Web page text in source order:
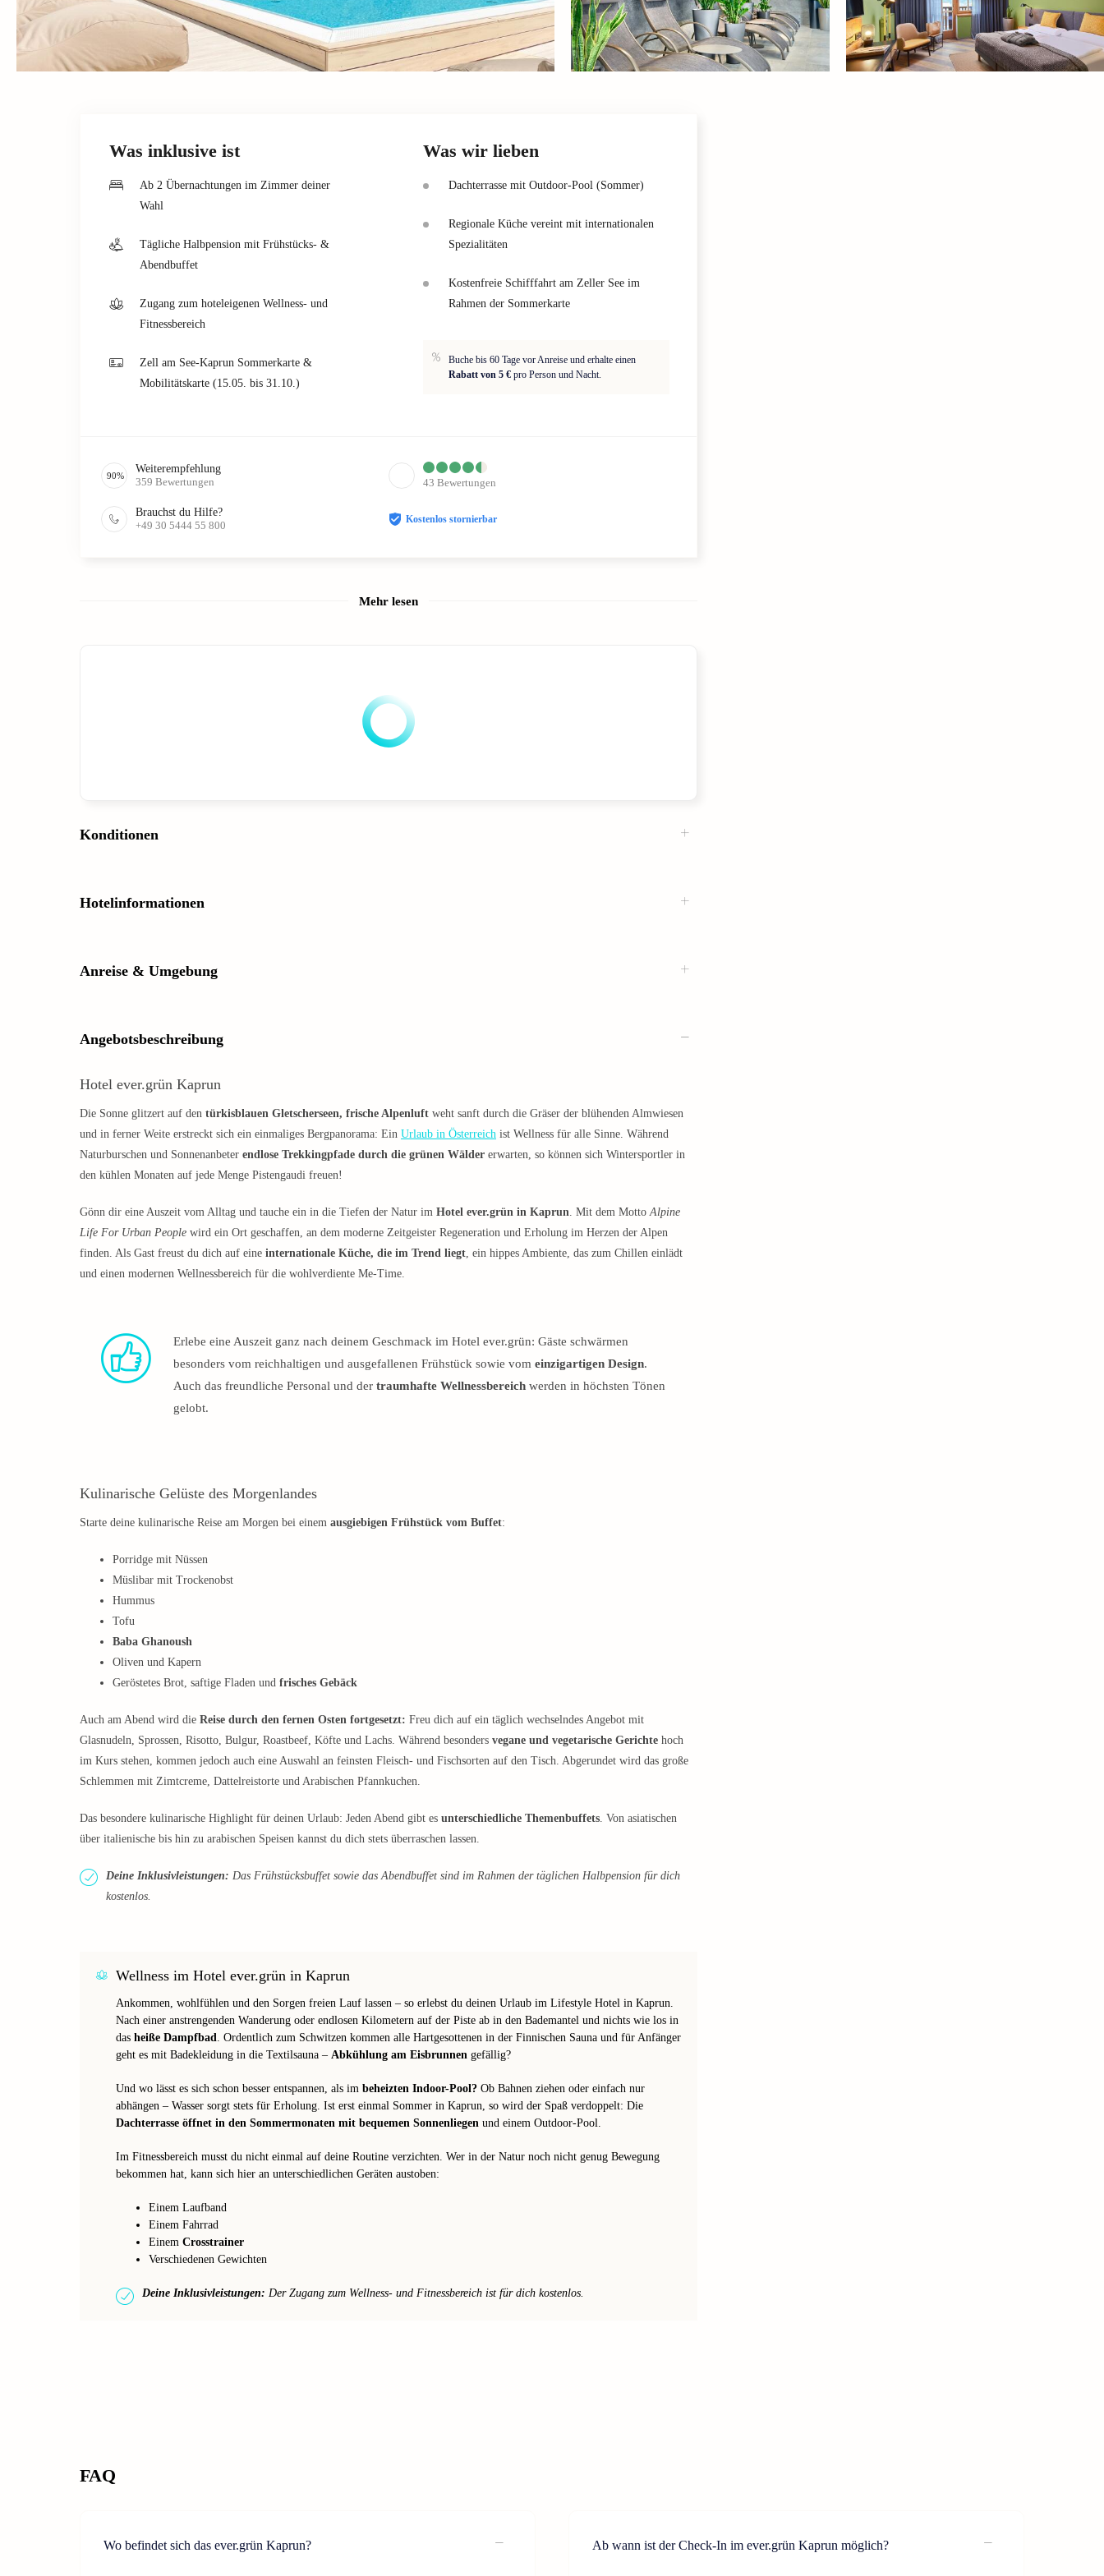
Was inklusive ist
Ab 2 Übernachtungen im Zimmer deiner
Wahl
Tägliche Halbpension mit Frühstücks- &
Abendbuffet
Zugang zum hoteleigenen Wellness- und
Fitnessbereich
Zell am See-Kaprun Sommerkarte &
Mobilitätskarte (15.05. bis 31.10.)
Was wir lieben
Dachterrasse mit Outdoor-Pool (Sommer)
Regionale Küche vereint mit internationalen
Spezialitäten
Kostenfreie Schifffahrt am Zeller See im
Rahmen der Sommerkarte
Buche bis 60 Tage vor Anreise und erhalte einen
Rabatt von 5 € pro Person und Nacht.
90%
Weiterempfehlung
359 Bewertungen 43 Bewertungen
Brauchst du Hilfe?
+49 30 5444 55 800
Kostenlos stornierbar
Mehr lesen
Konditionen
Hotelinformationen
Anreise & Umgebung
Angebotsbeschreibung
Hotel ever.grün Kaprun
Die Sonne glitzert auf den türkisblauen Gletscherseen, frische Alpenluft weht sanft durch die Gräser der blühenden Almwiesen
und in ferner Weite erstreckt sich ein einmaliges Bergpanorama: Ein Urlaub in Österreich ist Wellness für alle Sinne. Während
Naturburschen und Sonnenanbeter endlose Trekkingpfade durch die grünen Wälder erwarten, so können sich Wintersportler in
den kühlen Monaten auf jede Menge Pistengaudi freuen!
Gönn dir eine Auszeit vom Alltag und tauche ein in die Tiefen der Natur im Hotel ever.grün in Kaprun . Mit dem Motto Alpine
Life For Urban People wird ein Ort geschaffen, an dem moderne Zeitgeister Regeneration und Erholung im Herzen der Alpen
finden. Als Gast freust du dich auf eine internationale Küche, die im Trend liegt , ein hippes Ambiente, das zum Chillen einlädt
und einen modernen Wellnessbereich für die wohlverdiente Me-Time.
Erlebe eine Auszeit ganz nach deinem Geschmack im Hotel ever.grün: Gäste schwärmen
besonders vom reichhaltigen und ausgefallenen Frühstück sowie vom einzigartigen Design.
Auch das freundliche Personal und der traumhafte Wellnessbereich werden in höchsten Tönen
gelobt.
Kulinarische Gelüste des Morgenlandes
Starte deine kulinarische Reise am Morgen bei einem ausgiebigen Frühstück vom Buffet:
Porridge mit Nüssen
Müslibar mit Trockenobst
Hummus
Tofu
Baba Ghanoush
Oliven und Kapern
Geröstetes Brot, saftige Fladen und frisches Gebäck
Auch am Abend wird die Reise durch den fernen Osten fortgesetzt: Freu dich auf ein täglich wechselndes Angebot mit
Glasnudeln, Sprossen, Risotto, Bulgur, Roastbeef, Köfte und Lachs. Während besonders vegane und vegetarische Gerichte hoch
im Kurs stehen, kommen jedoch auch eine Auswahl an feinsten Fleisch- und Fischsorten auf den Tisch. Abgerundet wird das große
Schlemmen mit Zimtcreme, Dattelreistorte und Arabischen Pfannkuchen.
Das besondere kulinarische Highlight für deinen Urlaub: Jeden Abend gibt es unterschiedliche Themenbuffets . Von asiatischen
über italienische bis hin zu arabischen Speisen kannst du dich stets überraschen lassen.
Deine Inklusivleistungen: Das Frühstücksbuffet sowie das Abendbuffet sind im Rahmen der täglichen Halbpension für dich
kostenlos.
Wellness im Hotel ever.grün in Kaprun
Ankommen, wohlfühlen und den Sorgen freien Lauf lassen – so erlebst du deinen Urlaub im Lifestyle Hotel in Kaprun.
Nach einer anstrengenden Wanderung oder endlosen Kilometern auf der Piste ab in den Bademantel und nichts wie los in
das heiße Dampfbad
. Ordentlich zum Schwitzen kommen alle Hartgesottenen in der Finnischen Sauna und für Anfänger
geht es mit Badekleidung in die Textilsauna – Abkühlung am Eisbrunnen gefällig?
Und wo lässt es sich schon besser entspannen, als im beheizten Indoor-Pool? Ob Bahnen ziehen oder einfach nur
abhängen – Wasser sorgt stets für Erholung. Ist erst einmal Sommer in Kaprun, so wird der Spaß verdoppelt: Die
Dachterrasse öffnet in den Sommermonaten mit bequemen Sonnenliegen und einem Outdoor-Pool.
Im Fitnessbereich musst du nicht einmal auf deine Routine verzichten. Wer in der Natur noch nicht genug Bewegung
bekommen hat, kann sich hier an unterschiedlichen Geräten austoben:
Einem Laufband
Einem Fahrrad
Einem Crosstrainer
Verschiedenen Gewichten
Deine Inklusivleistungen: Der Zugang zum Wellness- und Fitnessbereich ist für dich kostenlos.
FAQ
Wo befindet sich das ever.grün Kaprun? Ab wann ist der Check-In im ever.grün Kaprun möglich?